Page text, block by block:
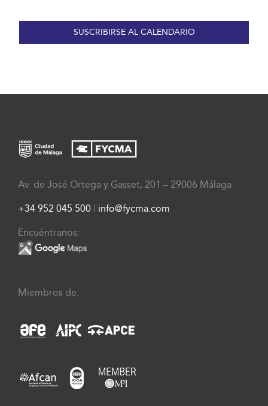
SUSCRIBIRSE AL CALENDARIO
Av. de José Ortega y Gasset, 201 – 29006 Málaga
+34 952 045 500 info@fycma.com
Encuéntranos:
Miembros de: